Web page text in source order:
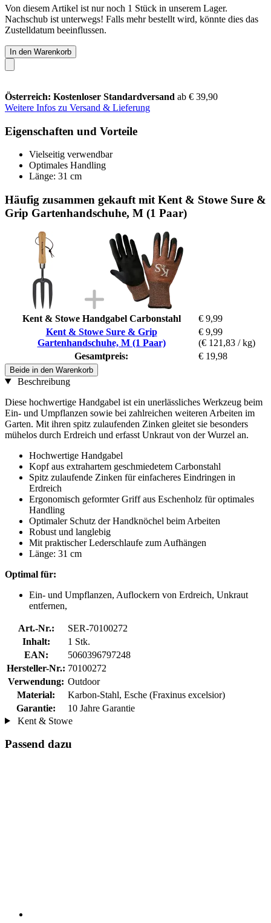
Von diesem Artikel ist nur noch 1 Stück in unserem Lager.
Nachschub ist unterwegs! Falls mehr bestellt wird, könnte dies das
Zustelldatum beeinflussen.
In den Warenkorb
Österreich: Kostenloser Standardversand ab € 39,90
Weitere Infos zu Versand & Lieferung
Eigenschaften und Vorteile
Vielseitig verwendbar
Optimales Handling
Länge: 31 cm
Häufig zusammen gekauft mit Kent & Stowe Sure &
Grip Gartenhandschuhe, M (1 Paar)
Kent & Stowe Handgabel Carbonstahl
€ 9,99
Kent & Stowe Sure & Grip
Gartenhandschuhe, M (1 Paar)
€ 9,99
(€ 121,83 / kg)
Gesamtpreis:
€ 19,98
Beide in den Warenkorb
Beschreibung
Diese hochwertige Handgabel ist ein unerlässliches Werkzeug beim
Ein- und Umpflanzen sowie bei zahlreichen weiteren Arbeiten im
Garten. Mit ihren spitz zulaufenden Zinken gleitet sie besonders
mühelos durch Erdreich und erfasst Unkraut von der Wurzel an.
Hochwertige Handgabel
Kopf aus extrahartem geschmiedetem Carbonstahl
Spitz zulaufende Zinken für einfacheres Eindringen in
Erdreich
Ergonomisch geformter Griff aus Eschenholz für optimales
Handling
Optimaler Schutz der Handknöchel beim Arbeiten
Robust und langlebig
Mit praktischer Lederschlaufe zum Aufhängen
Länge: 31 cm
Optimal für:
Ein- und Umpflanzen, Auflockern von Erdreich, Unkraut
entfernen,
Art.-Nr.:
SER-70100272
Inhalt:
1 Stk.
EAN:
5060396797248
Hersteller-Nr.: 70100272
Verwendung: Outdoor
Material:
Karbon-Stahl, Esche (Fraxinus excelsior)
Garantie:
10 Jahre Garantie
Kent & Stowe
Passend dazu